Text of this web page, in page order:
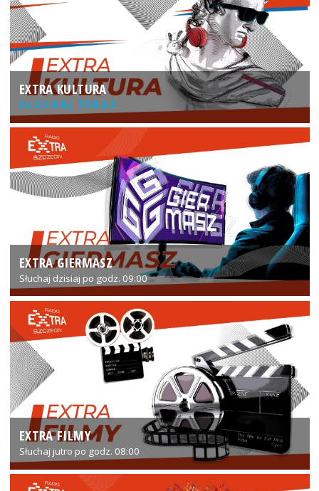
EXTRA KULTURA
SŁUCHAJ TERAZ
EXTRA GIERMASZ
Słuchaj dzisiaj po godz. 09:00
EXTRA FILMY
Słuchaj jutro po godz. 08:00